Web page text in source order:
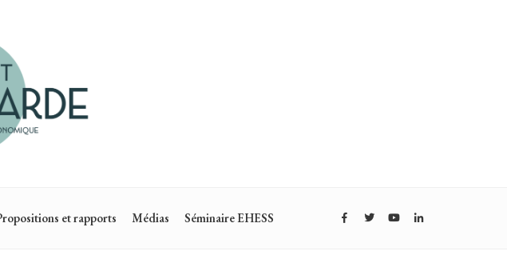
et rapports Médias Séminaire EHESS